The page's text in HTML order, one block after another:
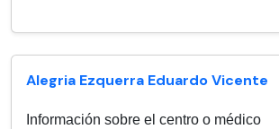
Alegria Ezquerra Eduardo Vicente
Información sobre el centro o médico